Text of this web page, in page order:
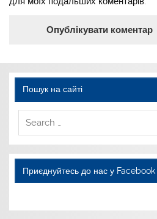
Пошук на сайті
Приєднуйтесь до нас у Facebook
WordPress YouTube